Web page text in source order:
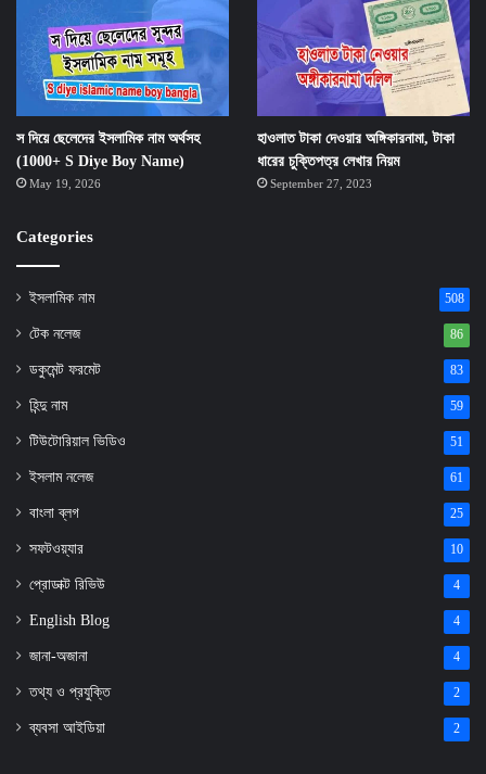
স দিয়ে ছেলেদের ইসলামিক নাম অর্থসহ
(1000+ S Diye Boy Name)
May 19, 2026
হাওলাত টাকা দেওয়ার অঙ্গিকারনামা, টাকা
ধারের চুক্তিপত্র লেখার নিয়ম
September 27, 2023
Categories
ইসলামিক নাম 508
টেক নলেজ 86
ডকুমেন্ট ফরমেট 83
হিন্দু নাম 59
টিউটোরিয়াল ভিডিও 51
ইসলাম নলেজ 61
বাংলা ব্লগ 25
সফটওয়্যার 10
প্রোডাক্ট রিভিউ 4
English Blog 4
জানা-অজানা 4
তথ্য ও প্রযুক্তি 2
ব্যবসা আইডিয়া 2